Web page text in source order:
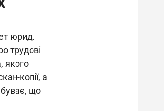
юрид.
трудові
якого
копії, а
що